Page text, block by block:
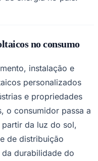
no consumo
instalação e
personalizados
e propriedades
o consumidor passa a
da luz do sol,
de distribuição
durabilidade do